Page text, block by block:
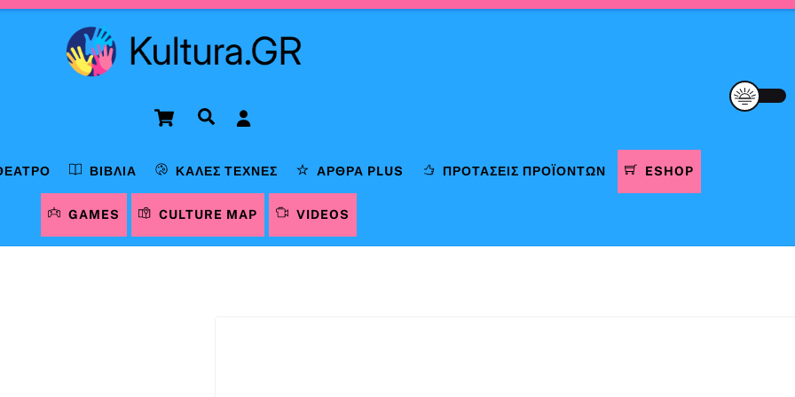
Cart Αναζήτηση
ΒΙΒΛΊΑ ΚΑΛΈΣ ΤΈΧΝΕΣ ΆΡΘΡΑ PLUS ΠΡΟΤΆΣΕΙΣ ΠΡΟΪΌΝΤΩΝ ESHOP
GAMES CULTURE MAP VIDEOS